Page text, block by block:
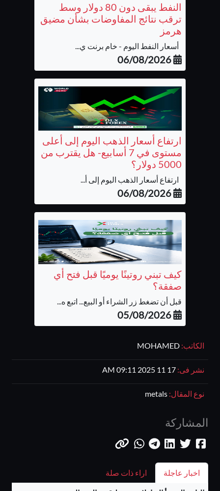
الكاتب:
نشر فى:
نوع المقال:
المشاركة
اخبار عاجلة اراء ذات صلة
النفط يبقى دون 80 دولار وسط
ترقب نتائج المفاوضات بشأن مضيق
هرمز
أسعار النفط اليوم - خام برنت ي...
06/08/2026
ارتفاع أسعار الذهب اليوم إلى أعلى
مستوى في 7 أسابيع- هل يقترب من
5000 دولار؟
ارتفاع أسعار الذهب اليوم إلى أ...
06/08/2026
كيف تبني روتينًا يوميًا قبل فتح أي
صفقة؟
قبل أن تضغط زر الشراء أو البيع... اتبع ه...
05/08/2026